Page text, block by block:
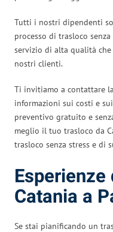
Tutti i nostri dipendenti
processo di trasloco
servizio di alta qualità
nostri clienti.
Ti invitiamo a contattare
informazioni sui costi e
preventivo gratuito e
meglio il tuo trasloco da
trasloco senza stress e di
Catania a
Se stai pianificando un